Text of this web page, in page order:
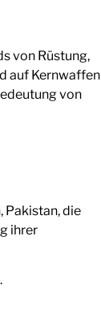
von Rüstung,
auf Kernwaffen
von
Pakistan, die
ihrer